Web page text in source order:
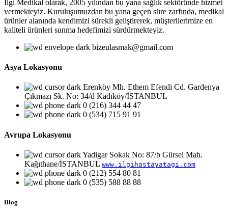
İlgi Medikal olarak, 2005 yılından bu yana sağlık sektöründe hizmet
vermekteyiz. Kuruluşumuzdan bu yana geçen süre zarfında, medikal
ürünler alanında kendimizi sürekli geliştirerek, müşterilerimize en
kaliteli ürünleri sunma hedefimizi sürdürmekteyiz.
bizeulasmak@gmail.com
Asya Lokasyonu
Erenköy Mh. Ethem Efendi Cd. Gardenya
Çıkmazı Sk. No: 34/d Kadıköy/İSTANBUL
0 (216) 344 44 47
0 (534) 715 91 91
Avrupa Lokasyonu
Yadigar Sokak No: 87/b Gürsel Mah.
Kağıthane/İSTANBUL www.ilgihastayatagi.com
0 (212) 554 80 81
0 (535) 588 88 88
Blog